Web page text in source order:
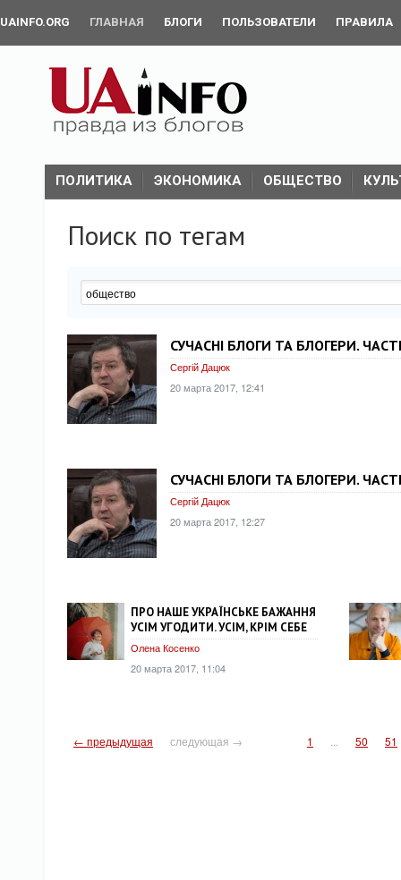
UAINFO.ORG ГЛАВНАЯ БЛОГИ ПОЛЬЗОВАТЕЛИ ПРАВИЛА
ПОЛИТИКА ЭКОНОМИКА ОБЩЕСТВО
Поиск по тегам
СУЧАСНІ БЛОГИ ТА БЛОГЕРИ.
Сергій Дацюк
20 марта 2017, 12:41
СУЧАСНІ БЛОГИ ТА БЛОГЕРИ.
Сергій Дацюк
20 марта 2017, 12:27
ПРО НАШЕ УКРАЇНСЬКЕ БАЖАННЯ
УСІМ УГОДИТИ. УСІМ, КРІМ СЕБЕ
Олена Косенко
20 марта 2017, 11:04
← предыдущая следующая → 1 50 51